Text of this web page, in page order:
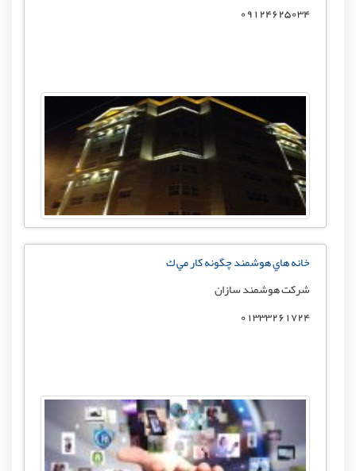
09124625034
خانه هاي هوشمند چگونه كار مي ك
شرکت هوشمند سازان
01333261724